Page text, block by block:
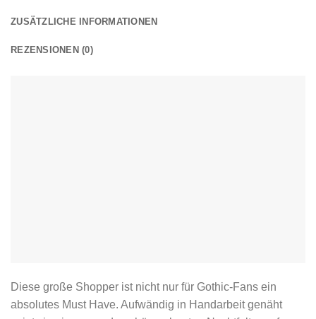
ZUSÄTZLICHE INFORMATIONEN
REZENSIONEN (0)
Diese große Shopper ist nicht nur für Gothic-Fans ein
absolutes Must Have. Aufwändig in Handarbeit genäht